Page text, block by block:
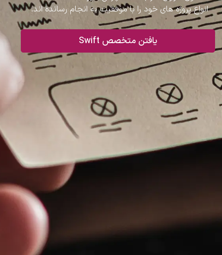
انواع پروژه های خود را با موفقیت به انجام رسانده اند.
یافتن متخصص Swift